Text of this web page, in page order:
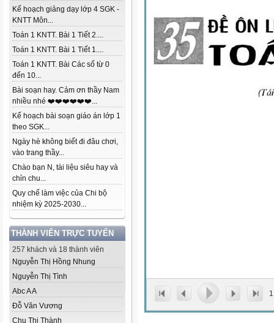
Kế hoạch giảng dạy lớp 4 SGK -
KNTT Môn...
Toán 1 KNTT. Bài 1 Tiết 2....
Toán 1 KNTT. Bài 1 Tiết 1....
Toán 1 KNTT. Bài Các số từ 0
đến 10...
Bài soạn hay. Cảm ơn thầy Nam
nhiều nhé ❤️❤️❤️❤️❤️❤️...
Kế hoạch bài soạn giáo án lớp 1
theo SGK...
Ngày hè không biết đi đâu chơi,
vào trang thầy...
Chào bạn N, tài liệu siêu hay và
chỉn chu...
Quy chế làm việc của Chi bộ
nhiệm kỳ 2025-2030...
THÀNH VIÊN TRỰC TUYẾN
257 khách và 18 thành viên
Nguyễn Thị Hồng Nhung
Nguyễn Thị Tình
Abc A A
Đỗ Văn Vương
Chu Thị Thành
1